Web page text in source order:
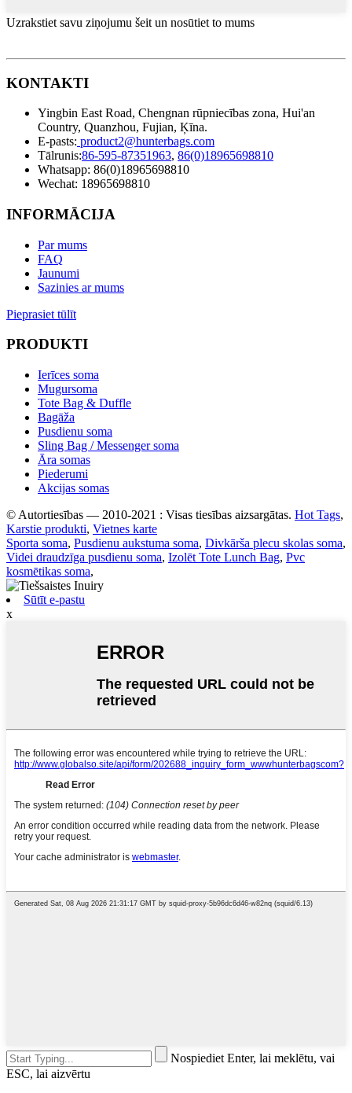
Uzrakstiet savu ziņojumu šeit un nosūtiet to mums
KONTAKTI
Yingbin East Road, Chengnan rūpniecības zona, Hui'an
Country, Quanzhou, Fujian, Ķīna.
E-pasts: product2@hunterbags.com
Tālrunis:86-595-87351963, 86(0)18965698810
Whatsapp: 86(0)18965698810
Wechat: 18965698810
INFORMĀCIJA
Par mums
FAQ
Jaunumi
Sazinies ar mums
Pieprasiet tūlīt
PRODUKTI
Ierīces soma
Mugursoma
Tote Bag & Duffle
Bagāža
Pusdienu soma
Sling Bag / Messenger soma
Āra somas
Piederumi
Akcijas somas
© Autortiesības — 2010-2021 : Visas tiesības aizsargātas. Hot Tags,
Karstie produkti, Vietnes karte
Sporta soma, Pusdienu aukstuma soma, Divkārša plecu skolas soma,
Videi draudzīga pusdienu soma, Izolēt Tote Lunch Bag, Pvc
kosmētikas soma,
Sūtīt e-pastu
x
Nospiediet Enter, lai meklētu, vai
ESC, lai aizvērtu